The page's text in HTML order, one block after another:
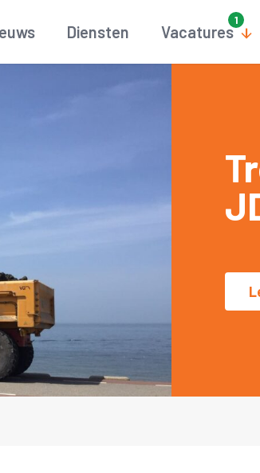
Diensten Vacatures